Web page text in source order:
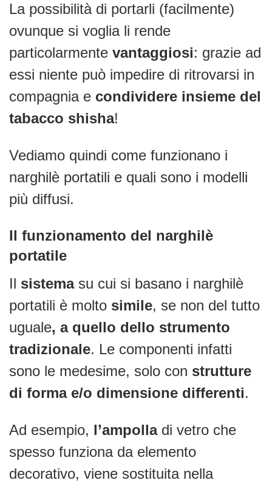
La possibilità di portarli (facilmente)
ovunque si voglia li rende
particolarmente vantaggiosi: grazie ad
essi niente può impedire di ritrovarsi in
compagnia e condividere insieme del
tabacco shisha!
Vediamo quindi come funzionano i
narghilè portatili e quali sono i modelli
più diffusi.
Il funzionamento del narghilè
portatile
Il sistemasu cui si basano i narghilè
portatili è molto simile, se non del tutto
uguale, a quello dello strumento
tradizionale. Le componenti infatti
sono le medesime, solo con strutture
di forma e/o dimensione differenti.
Ad esempio, l’ampolladi vetro che
spesso funziona da elemento
decorativo, viene sostituita nella